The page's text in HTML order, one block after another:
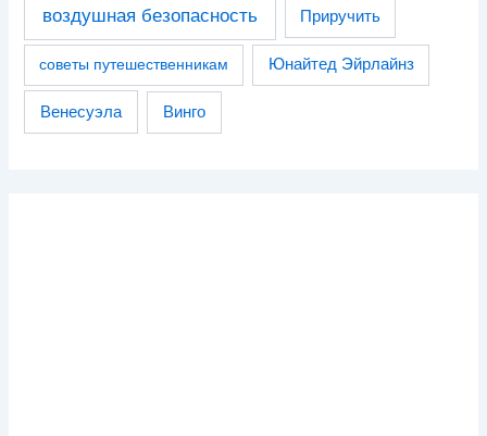
воздушная безопасность Приручить
советы путешественникам Юнайтед Эйрлайнз
Венесуэла Винго